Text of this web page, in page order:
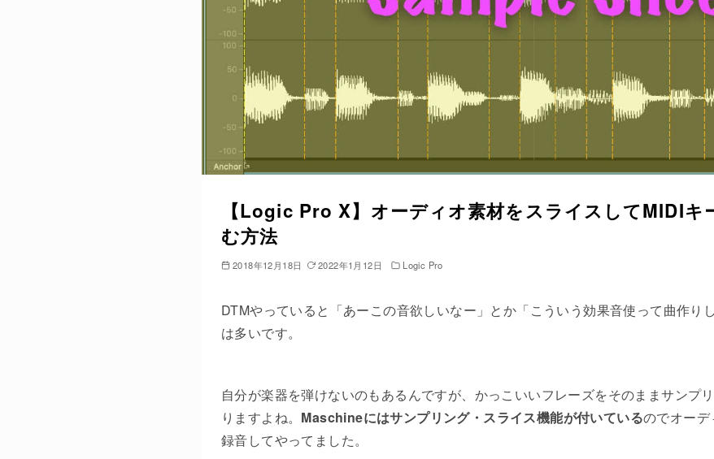
【Logic Pro X】オーディオ素材をスライスしてMIDIキ
む方法
2018年12月18日 2022年1月12日 Logic Pro
DTMやっていると「あーこの音欲しいなー」とか「こういう効果音使って曲作り
は多いです。
自分が楽器を弾けないのもあるんですが、かっこいいフレーズをそのままサンプ
りますよね。 Maschineにはサンプリング・スライス機能が付いているのでオーデ
録音してやってました。